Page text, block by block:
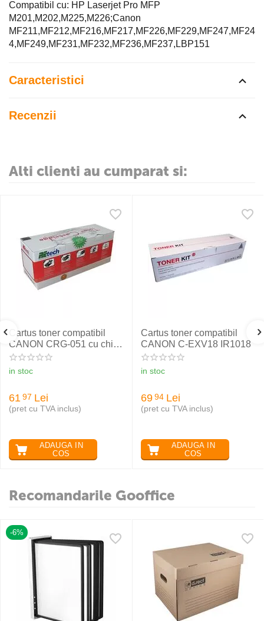
Compatibil cu: HP Laserjet Pro MFP
M201,M202,M225,M226;Canon
MF211,MF212,MF216,MF217,MF226,MF229,MF247,MF24
4,MF249,MF231,MF232,MF236,MF237,LBP151
Caracteristici
Recenzii
Alti clienti au cumparat si:
Cartus toner compatibil
CANON CRG-051 cu chip,
RETECH
in stoc
61 97 Lei
(pret cu TVA inclus)
ADAUGA IN
COS
Cartus toner compatibil
CANON C-EXV18 IR1018
in stoc
69 94 Lei
(pret cu TVA inclus)
ADAUGA IN
COS
Recomandarile Gooffice
-6%